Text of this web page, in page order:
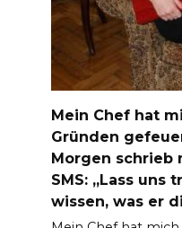
Mein Chef hat
Gründen
Morgen schrieb
SMS: „Lass uns
wissen, was er